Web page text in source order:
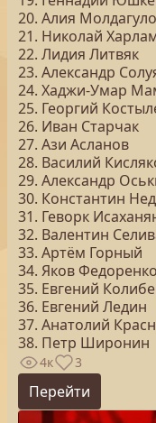
20. Алия
21. Николай
22. Лидия Литвяк
23. Александр
24. Хаджи-Умар
25. Георгий
26. Иван Старчак
27. Ази Асланов
28. Василий
29. Александр
30. Константин
31. Геворк
32. Валентин
33. Артём Горный
34. Яков Федоренко
35. Евгений
36. Евгений Ледин
37. Анатолий
38. Петр Широнин
4к 3
Перейти